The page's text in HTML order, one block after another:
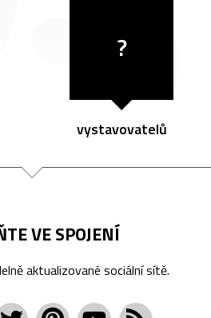
?
vystavovatelů
VE SPOJENÍ
aktualizované sociální sítě.